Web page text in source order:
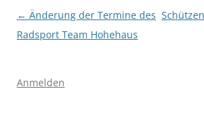
Beitragsnavigation
← Änderung der Termine des
Radsport Team Hohehaus
Anmelden